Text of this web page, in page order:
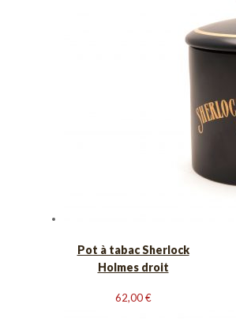
Pot à tabac Sherlock
Holmes droit
62,00€